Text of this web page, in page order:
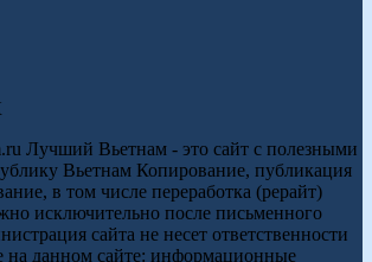
Лучший Вьетнам - это сайт с полезными
Вьетнам Копирование, публикация
в том числе переработка (рерайт)
исключительно после письменного
сайта не несет ответственности
на данном сайте: информационные